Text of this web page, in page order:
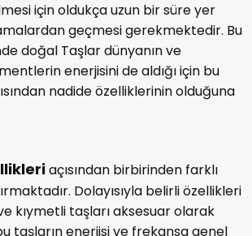
için oldukça uzun bir süre yer
geçmesi gerekmektedir. Bu
doğal Taşlar dünyanın ve
enerjisini de aldığı için bu
nadide özelliklerinin olduğuna
açısından birbirinden farklı
Dolayısıyla belirli özellikleri
kıymetli taşları aksesuar olarak
taşların enerjisi ve frekansa genel